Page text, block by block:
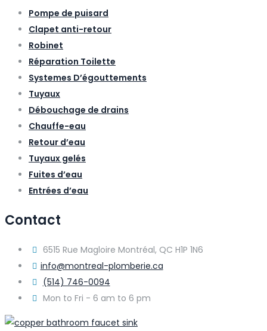
Pompe de puisard
Clapet anti-retour
Robinet
Réparation Toilette
Systemes D’égouttements
Tuyaux
Débouchage de drains
Chauffe-eau
Retour d’eau
Tuyaux gelés
Fuites d’eau
Entrées d’eau
Contact
6515 Rue Magloire Montréal, QC H1P 1N6
info@montreal-plomberie.ca
(514) 746-0094
Mon to Fri - 6 am to 6 pm